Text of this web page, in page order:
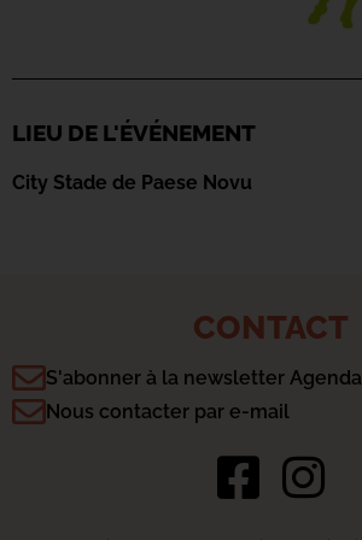
LIEU DE L'ÉVÉNEMENT
City Stade de Paese Novu
CONTACT
S'abonner à la newsletter Agenda
Nous contacter par e-mail